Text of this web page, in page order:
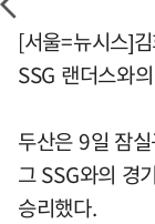
[서울=뉴시스]
SSG 랜더스와
두산은 9일 잠
그 SSG와의 경
승리했다.